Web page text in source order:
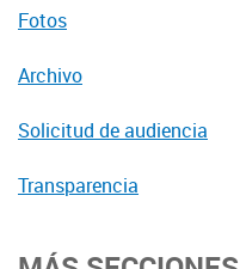
Fotos
Archivo
Solicitud de audiencia
Transparencia